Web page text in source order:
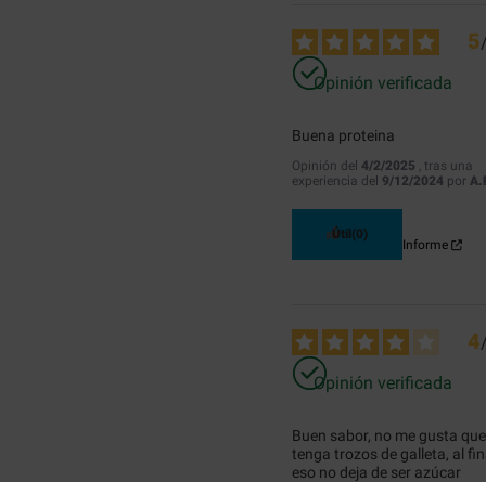
5
Opinión verificada
Buena proteina
Opinión del 4/2/2025 , tras una
experiencia del 9/12/2024 por
Útil(0)
Informe
4
Opinión verificada
Buen sabor, no me gusta que
tenga trozos de galleta, al
eso no deja de ser azúcar